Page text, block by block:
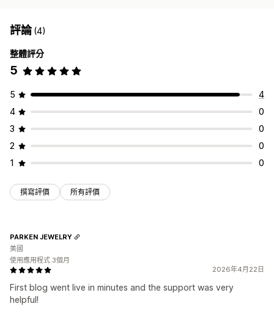
評論(4)
整體評分
5
5
4
4
0
3
0
2
0
1
0
撰寫評價 所有評價
2026年4月22日
First blog went live in minutes and the support was very
helpful!
PARKEN JEWELRY
美國
使用應用程式 3個月